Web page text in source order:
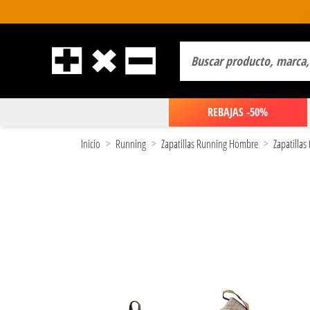
REBAJAS -50%
Inicio Running Zapatillas Running Hombre